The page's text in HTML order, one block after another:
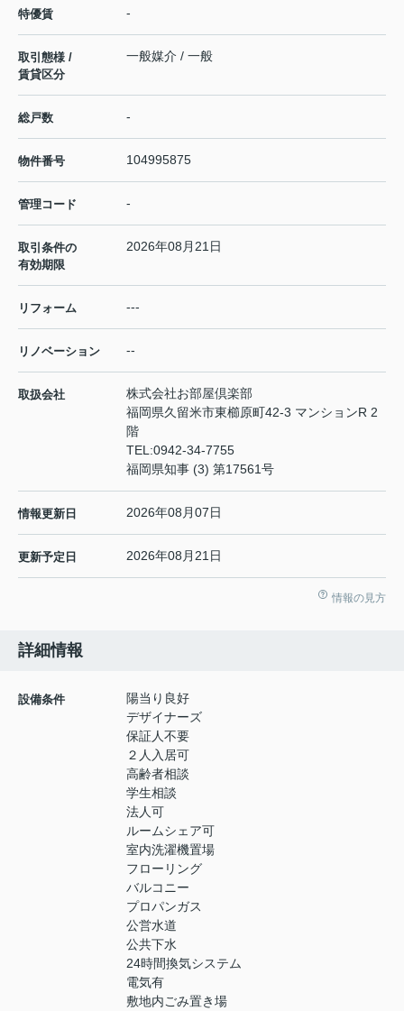
特優賃 -
取引態様 /
賃貸区分
一般媒介 / 一般
総戸数 -
物件番号 104995875
管理コード -
取引条件の
有効期限
2026年08月21日
リフォーム ---
リノベーション --
取扱会社
株式会社お部屋倶楽部
福岡県久留米市東櫛原町42-3 マンションR 2
階
TEL:0942-34-7755
福岡県知事 (3) 第17561号
情報更新日 2026年08月07日
更新予定日 2026年08月21日
情報の見方
詳細情報
設備条件
陽当り良好
デザイナーズ
保証人不要
２人入居可
高齢者相談
学生相談
法人可
ルームシェア可
室内洗濯機置場
フローリング
バルコニー
プロパンガス
公営水道
公共下水
24時間換気システム
電気有
敷地内ごみ置き場